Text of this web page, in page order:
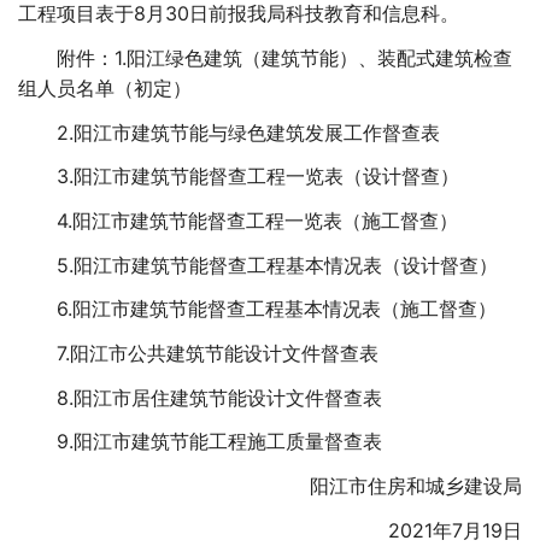
工程项目表于8月30日前报我局科技教育和信息科。
附件：1.阳江绿色建筑（建筑节能）、装配式建筑检查
组人员名单（初定）
2.阳江市建筑节能与绿色建筑发展工作督查表
3.阳江市建筑节能督查工程一览表（设计督查）
4.阳江市建筑节能督查工程一览表（施工督查）
5.阳江市建筑节能督查工程基本情况表（设计督查）
6.阳江市建筑节能督查工程基本情况表（施工督查）
7.阳江市公共建筑节能设计文件督查表
8.阳江市居住建筑节能设计文件督查表
9.阳江市建筑节能工程施工质量督查表
阳江市住房和城乡建设局
2021年7月19日